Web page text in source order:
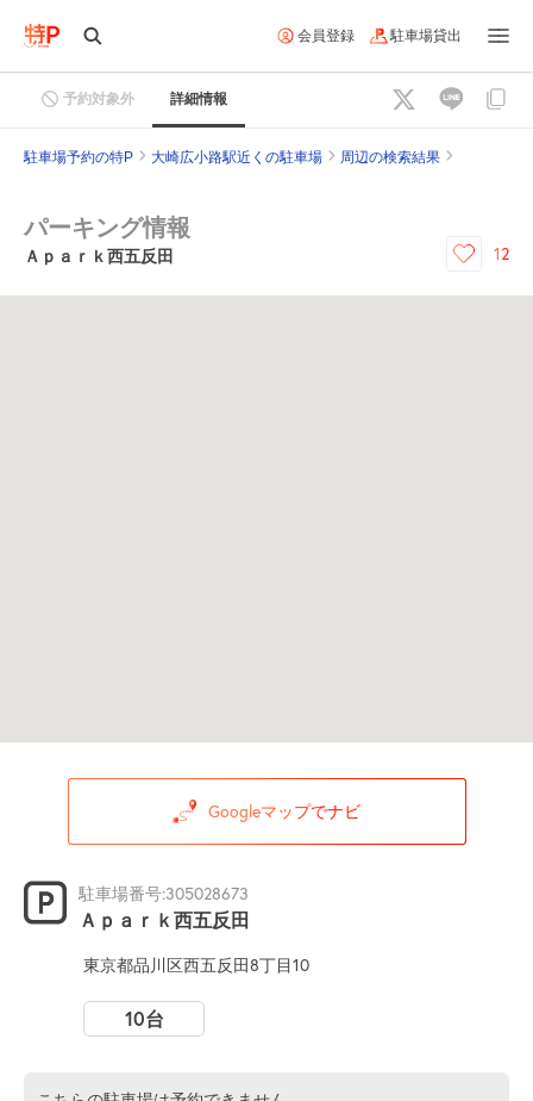
会員登録 駐車場貸出
予約対象外 詳細情報
駐車場予約の特P 大崎広小路駅近くの駐車場 周辺の検索結果
パーキング情報
Ａｐａｒｋ西五反田 12
Googleマップでナビ
駐車場番号:305028673
Ａｐａｒｋ西五反田
東京都品川区西五反田8丁目10
10台